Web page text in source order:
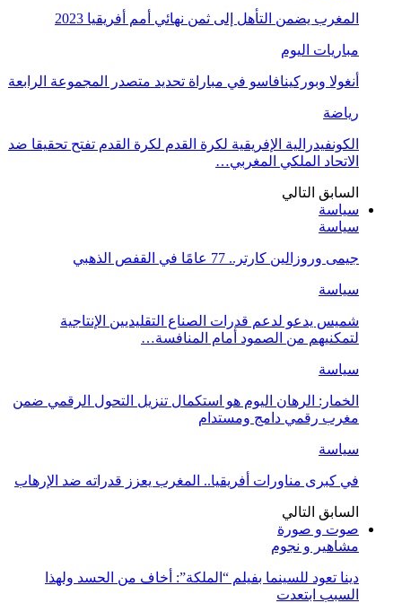
المغرب يضمن التأهل إلى ثمن نهائي أمم أفريقيا 2023
مباريات اليوم
أنغولا وبوركينافاسو في مباراة تحديد متصدر المجموعة الرابعة
رياضة
الكونفيدرالية الإفريقية لكرة القدم لكرة القدم تفتح تحقيقا ضد
الاتحاد الملكي المغربي…
السابق التالي
سياسة
سياسة
جيمى وروزالين كارتر.. 77 عامًا في القفص الذهبي
سياسة
شميس يدعو لدعم قدرات الصناع التقليديين الإنتاجية
لتمكنيهم من الصمود أمام المنافسة…
سياسة
الخمار: الرهان اليوم هو استكمال تنزيل التحول الرقمي ضمن
مغرب رقمي دامج ومستدام
سياسة
في كبرى مناورات أفريقيا.. المغرب يعزز قدراته ضد الإرهاب
السابق التالي
صوت و صورة
مشاهير و نجوم
دينا تعود للسينما بفيلم “الملكة”: أخاف من الحسد ولهذا
السبب ابتعدت